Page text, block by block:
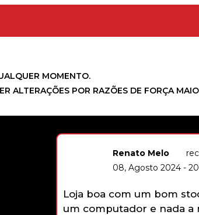
MOMENTO.
ALTERAÇÕES POR RAZÕES DE FORÇA
Renato Melo
08, Agosto 2024 -
Loja boa com um bom
um computador e nada a